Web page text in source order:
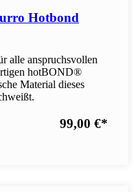
Hotbond
alle anspruchsvollen
hotBOND®
Material dieses
99,00 €*